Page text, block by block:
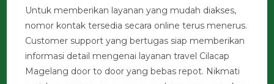
Untuk memberikan layanan yang mudah diakses,
nomor kontak tersedia secara online terus menerus.
Customer support yang bertugas siap memberikan
informasi detail mengenai layanan travel Cilacap
Magelang door to door yang bebas repot. Nikmati